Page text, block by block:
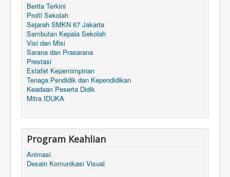
Berita Terkini
Profil Sekolah
Sejarah SMKN 67 Jakarta
Sambutan Kepala Sekolah
Visi dan Misi
Sarana dan Prasarana
Prestasi
Estafet Kepemimpinan
Tenaga Pendidik dan Kependidikan
Keadaan Peserta Didik
Mitra IDUKA
Program Keahlian
Animasi
Desain Komunikasi Visual